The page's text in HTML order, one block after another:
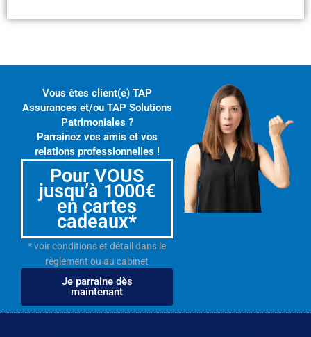
Vous êtes client(e) TAP
Assurances et/ou TAP Solutions
Patrimoniales ?
Parrainez vos amis et vos
relations professionnelles !
Pour VOUS
jusqu’à 1000€
en cartes
cadeaux*
* voir conditions et détail dans le
règlement ou au cabinet
Je parraine dès
maintenant